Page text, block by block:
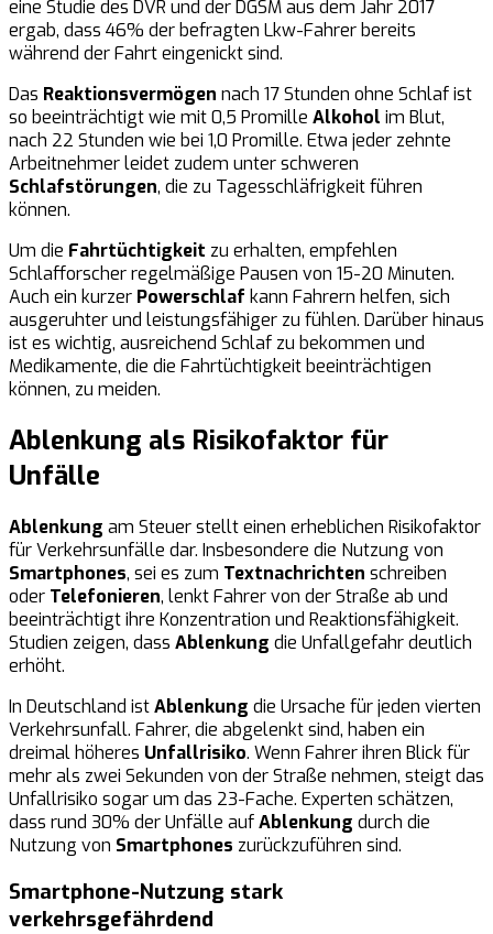
eine Studie des DVR und der DGSM aus dem Jahr 2017
ergab, dass 46% der befragten Lkw-Fahrer bereits
während der Fahrt eingenickt sind.
Das Reaktionsvermögen nach 17 Stunden ohne Schlaf ist
so beeinträchtigt wie mit 0,5 Promille Alkohol im Blut,
nach 22 Stunden wie bei 1,0 Promille. Etwa jeder zehnte
Arbeitnehmer leidet zudem unter schweren
Schlafstörungen, die zu Tagesschläfrigkeit führen
können.
Um die Fahrtüchtigkeit zu erhalten, empfehlen
Schlafforscher regelmäßige Pausen von 15-20 Minuten.
Auch ein kurzer Powerschlaf kann Fahrern helfen, sich
ausgeruhter und leistungsfähiger zu fühlen. Darüber hinaus
ist es wichtig, ausreichend Schlaf zu bekommen und
Medikamente, die die Fahrtüchtigkeit beeinträchtigen
können, zu meiden.
Ablenkung als Risikofaktor für
Unfälle
Ablenkung am Steuer stellt einen erheblichen Risikofaktor
für Verkehrsunfälle dar. Insbesondere die Nutzung von
Smartphones, sei es zum Textnachrichten schreiben
oder Telefonieren, lenkt Fahrer von der Straße ab und
beeinträchtigt ihre Konzentration und Reaktionsfähigkeit.
Studien zeigen, dass Ablenkung die Unfallgefahr deutlich
erhöht.
In Deutschland istAblenkung die Ursache für jeden vierten
Verkehrsunfall. Fahrer, die abgelenkt sind, haben ein
dreimal höheres Unfallrisiko. Wenn Fahrer ihren Blick für
mehr als zwei Sekunden von der Straße nehmen, steigt das
Unfallrisiko sogar um das 23-Fache. Experten schätzen,
dass rund 30% der Unfälle aufAblenkung durch die
Nutzung von Smartphones zurückzuführen sind.
Smartphone-Nutzung stark
verkehrsgefährdend